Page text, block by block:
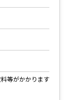
等がかかります